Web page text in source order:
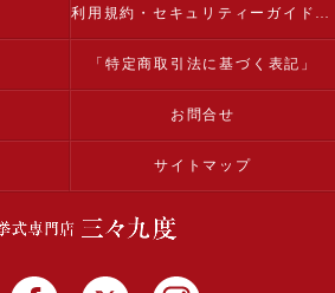
利用規約・セキュリティーガイドライン
「特定商取引法に基づく表記」
お問合せ
サイトマップ